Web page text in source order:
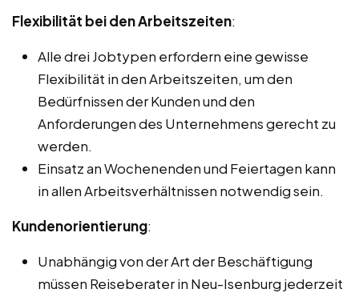
Flexibilität bei den Arbeitszeiten:
Alle drei Jobtypen erfordern eine gewisse
Flexibilität in den Arbeitszeiten, um den
Bedürfnissen der Kunden und den
Anforderungen des Unternehmens gerecht zu
werden.
Einsatz an Wochenenden und Feiertagen kann
in allen Arbeitsverhältnissen notwendig sein.
Kundenorientierung:
Unabhängig von der Art der Beschäftigung
müssen Reiseberater in Neu-Isenburg jederzeit